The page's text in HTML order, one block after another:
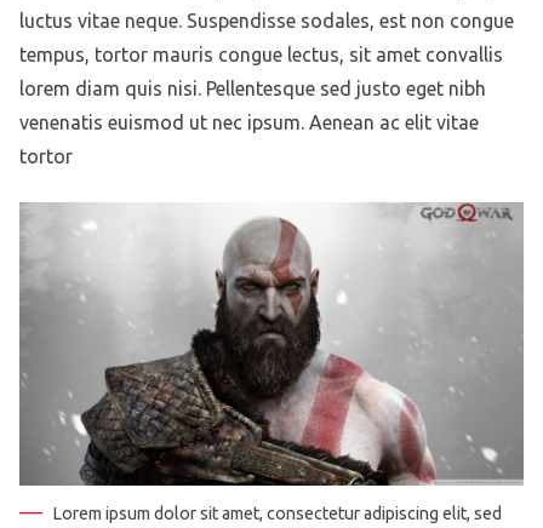
luctus vitae neque. Suspendisse sodales, est non congue
tempus, tortor mauris congue lectus, sit amet convallis
lorem diam quis nisi. Pellentesque sed justo eget nibh
venenatis euismod ut nec ipsum. Aenean ac elit vitae
tortor
Lorem ipsum dolor sit amet, consectetur adipiscing elit, sed